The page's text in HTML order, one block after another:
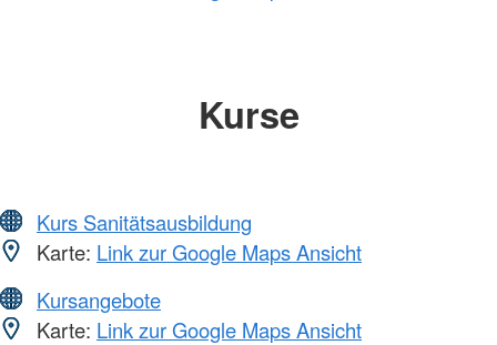
Kurse
Kurs Sanitätsausbildung
Karte: Link zur Google Maps Ansicht
Kursangebote
Karte: Link zur Google Maps Ansicht